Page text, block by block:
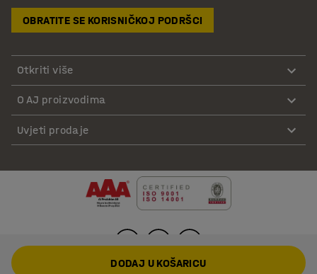
OBRATITE SE KORISNIČKOJ PODRŠCI
Otkriti više
O AJ proizvodima
Uvjeti prodaje
DODAJ U KOŠARICU